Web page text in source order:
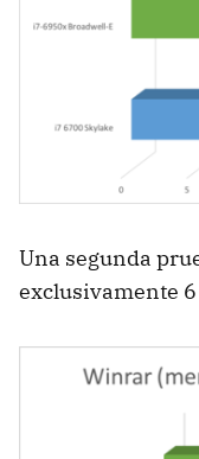
Una segunda
exclusivamente 6